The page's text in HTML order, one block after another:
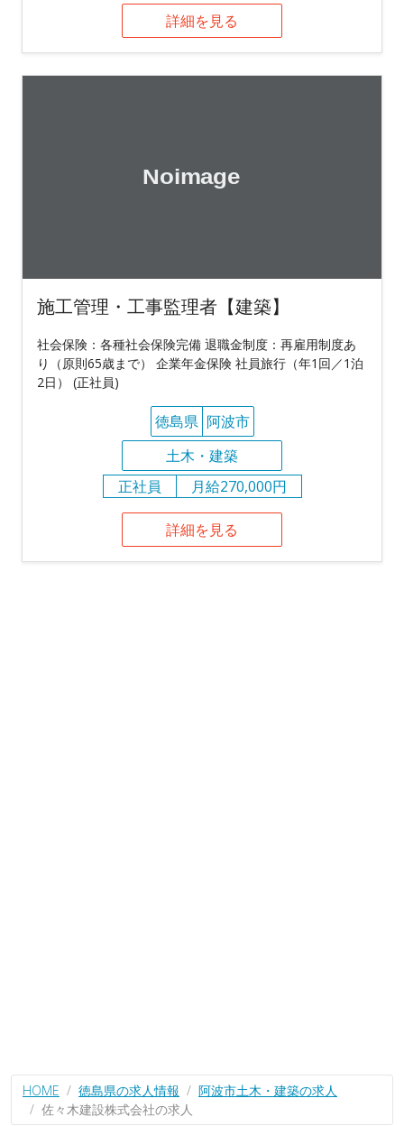
詳細を見る
施工管理・工事監理者【建築】
社会保険：各種社会保険完備 退職金制度：再雇用制度あ
り（原則65歳まで） 企業年金保険 社員旅行（年1回／1泊
2日） (正社員)
徳島県 阿波市
土木・建築
正社員
月給270,000円
詳細を見る
HOME 徳島県の求人情報
阿波市土木・建築の求人
佐々木建設株式会社の求人